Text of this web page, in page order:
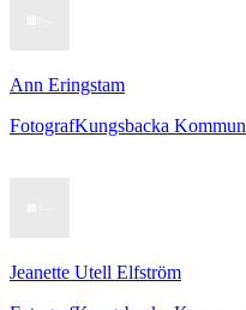
Ann Eringstam
FotografKungsbacka Kommun
Jeanette Utell Elfström